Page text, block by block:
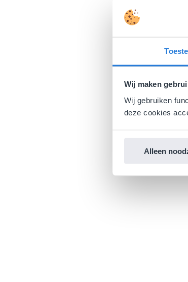
Wij maken
Wij gebruiken
deze cookies
Alleen